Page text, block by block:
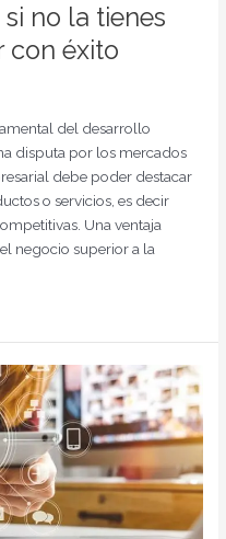
no la tienes
con éxito
del desarrollo
disputa por los mercados
debe poder destacar
o servicios, es decir
Una ventaja
negocio superior a la